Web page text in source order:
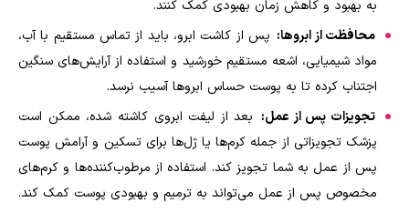
به بهبود و کاهش زمان بهبودی کمک کنند.
محافظت از ابروها: پس از کاشت ابرو، باید از تماس مستقیم با آب،
مواد شیمیایی، اشعه مستقیم خورشید و استفاده از آرایش‌های سنگین
اجتناب کرده تا به پوست حساس ابروها آسیب نرسد.
تجویزات پس از عمل: بعد از لیفت ابروی کاشته شده، ممکن است
پزشک تجویزاتی از جمله کرم‌ها یا ژل‌ها برای تسکین و آرامش پوست
پس از عمل به شما تجویز کند. استفاده از مرطوب‌کننده‌ها و کرم‌های
مخصوص پس از عمل می‌تواند به ترمیم و بهبودی پوست کمک کند.